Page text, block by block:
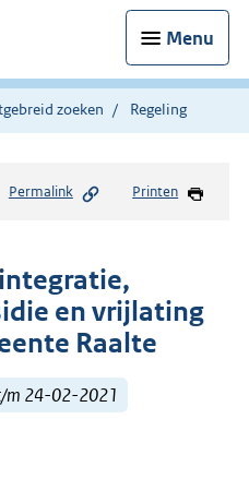
Menu
zoeken Regeling
Permalink Printen
en vrijlating
Raalte
m 24-02-2021